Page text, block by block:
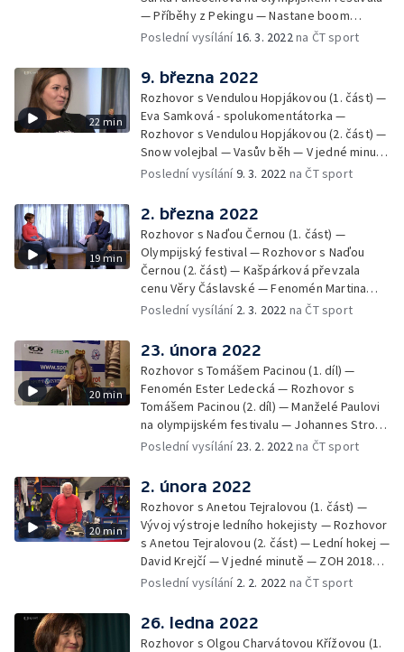
— Příběhy z Pekingu — Nastane boom
curlingu v Česku? — V jedné minutě
Poslední vysílání16. 3. 2022na ČT sport
22 min
9. března 2022
Rozhovor s Vendulou Hopjákovou (1. část) —
Eva Samková - spolukomentátorka —
Rozhovor s Vendulou Hopjákovou (2. část) —
Snow volejbal — Vasův běh — V jedné minutě
— Július Torma - 100 let od narození —
Poslední vysílání9. 3. 2022 na ČT sport
19 min
2. března 2022
Rozhovor s Naďou Černou (1. část) —
Olympijský festival — Rozhovor s Naďou
Černou (2. část) — Kašpárková převzala
cenu Věry Čáslavské — Fenomén Martina
Sáblíková — V jedné minutě — Lindsey
Poslední vysílání 2. 3. 2022 na ČT sport
20 min
23. února 2022
Rozhovor s Tomášem Pacinou (1. díl) —
Fenomén Ester Ledecká — Rozhovor s
Tomášem Pacinou (2. díl) — Manželé Paulovi
na olympijském festivalu — Johannes Strolz
— V jedné minutě — Thomas Bach ocenil
Poslední vysílání 23. 2. 2022na ČT sport
20 min
2. února 2022
Rozhovor s Anetou Tejralovou (1. část) —
Vývoj výstroje ledního hokejisty — Rozhovor
s Anetou Tejralovou (2. část) — Lední hokej —
David Krejčí — V jedné minutě — ZOH 2018
Pchjongčchang
Poslední vysílání 2. 2. 2022 na ČT sport
26. ledna 2022
Rozhovor s Olgou Charvátovou Křížovou (1.